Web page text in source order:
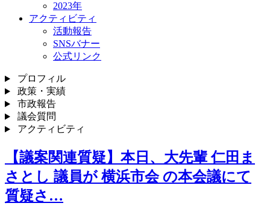
2023年
アクティビティ
活動報告
SNSバナー
公式リンク
プロフィル
政策・実績
市政報告
議会質問
アクティビティ
【議案関連質疑】本日、大先輩 仁田ま
さとし 議員が 横浜市会 の本会議にて
質疑さ…